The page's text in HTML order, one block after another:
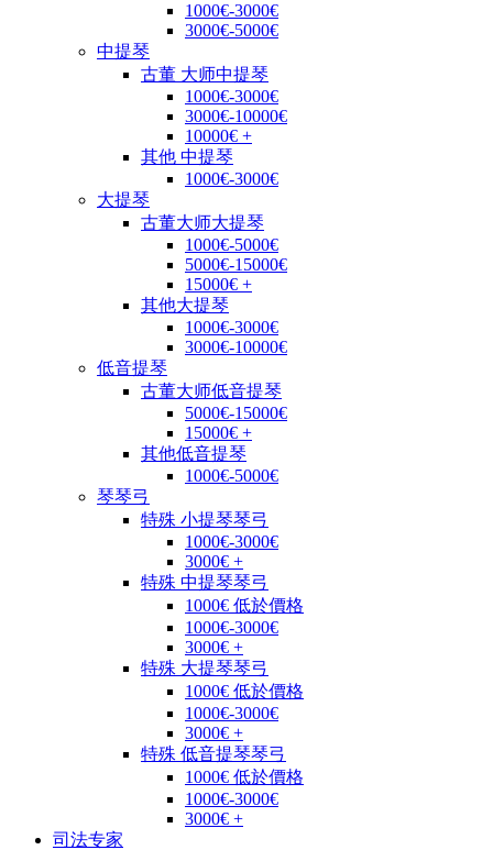
1000€-3000€
3000€-5000€
中提琴
古董 大师中提琴
1000€-3000€
3000€-10000€
10000€ +
其他 中提琴
1000€-3000€
大提琴
古董大师大提琴
1000€-5000€
5000€-15000€
15000€ +
其他大提琴
1000€-3000€
3000€-10000€
低音提琴
古董大师低音提琴
5000€-15000€
15000€ +
其他低音提琴
1000€-5000€
琴琴弓
特殊 小提琴琴弓
1000€-3000€
3000€ +
特殊 中提琴琴弓
1000€ 低於價格
1000€-3000€
3000€ +
特殊 大提琴琴弓
1000€ 低於價格
1000€-3000€
3000€ +
特殊 低音提琴琴弓
1000€ 低於價格
1000€-3000€
3000€ +
司法专家